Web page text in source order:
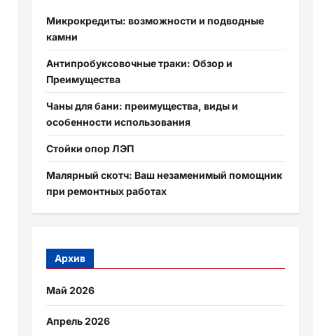
Микрокредиты: возможности и подводные
камни
Антипробуксовочные траки: Обзор и
Преимущества
Чаны для бани: преимущества, виды и
особенности использования
Стойки опор ЛЭП
Малярный скотч: Ваш незаменимый помощник
при ремонтных работах
Архив
Май 2026
Апрель 2026